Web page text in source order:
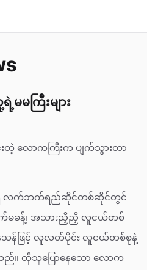
မကြီးများ
လောကကြီးက ပျက်သွားတာ
ားရှိ လက်ဘက်ရည်ဆိုင်တစ်ဆိုင်တွင်
မခန့်၊ အသားညှိညှိ လူငယ်တစ်
သန်ဖြင့် လူလတ်ပိုင်း လူငယ်တစ်စုနဲ့
သည်။ ထိုသူပြောနေသော လောက